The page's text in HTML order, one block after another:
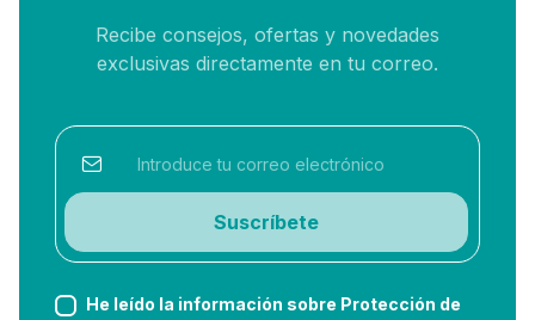
Recibe consejos, ofertas y novedades
exclusivas directamente en tu correo.
Suscríbete
He leído la información sobre Protección de